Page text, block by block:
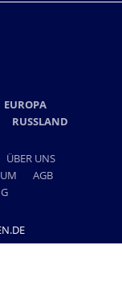
EUROPA
RUSSLAND
ÜBER UNS
AGB